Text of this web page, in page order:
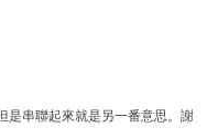
是串聯起來就是另一番意思。謝